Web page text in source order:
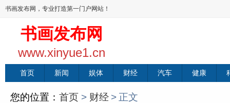
书画发布网，专业打造第一门户网站！
书画发布网
www.xinyue1.cn
首页 新闻 娱体 财经 汽车 健康
您的位置： 首页 > 财经 > 正文